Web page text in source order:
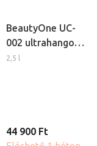
BeautyOne UC-
002 ultrahangos
tisztító készülék
2,5 l
44 900 Ft